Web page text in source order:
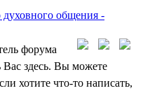
форума
здесь. Вы можете
хотите что-то написать,